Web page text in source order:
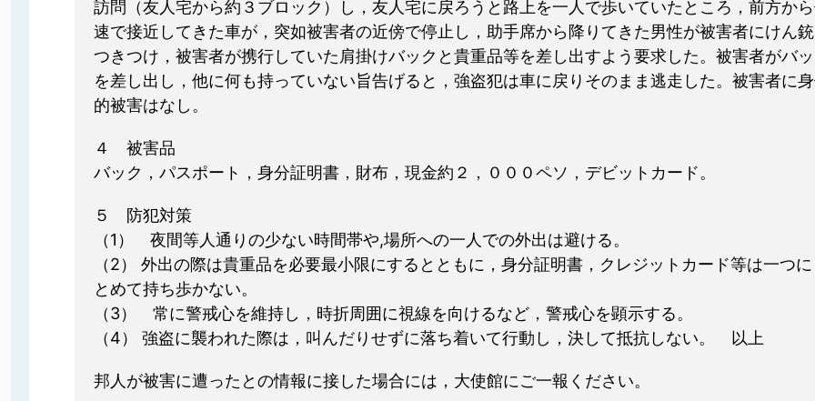
訪問（友人宅から約３ブロック）し，友人宅に戻ろうと路上を一人で歩いていたところ，前方か
速で接近してきた車が，突如被害者の近傍で停止し，助手席から降りてきた男性が被害者にけん
つきつけ，被害者が携行していた肩掛けバックと貴重品等を差し出すよう要求した。被害者がバ
を差し出し，他に何も持っていない旨告げると，強盗犯は車に戻りそのまま逃走した。被害者に
的被害はなし。
４ 被害品
バック，パスポート，身分証明書，財布，現金約２，０００ペソ，デビットカード。
５ 防犯対策
（1） 夜間等人通りの少ない時間帯や,場所への一人での外出は避ける。
（2） 外出の際は貴重品を必要最小限にするとともに，身分証明書，クレジットカード等は一つ
とめて持ち歩かない。
（3） 常に警戒心を維持し，時折周囲に視線を向けるなど，警戒心を顕示する。
（4） 強盗に襲われた際は，叫んだりせずに落ち着いて行動し，決して抵抗しない。 以上
邦人が被害に遭ったとの情報に接した場合には，大使館にご一報ください。